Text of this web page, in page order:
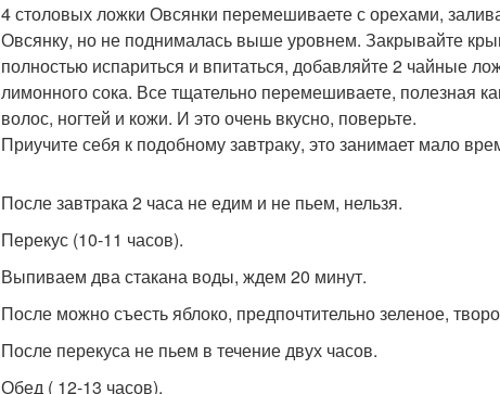
4 столовых ложки Овсянки перемешиваете с орехами,
Овсянку, но не поднималась выше уровнем. Закрывайте
полностью испариться и впитаться, добавляйте 2 чайные
лимонного сока. Все тщательно перемешиваете, полезная
волос, ногтей и кожи. И это очень вкусно, поверьте.
Приучите себя к подобному завтраку, это занимает мало
После завтрака 2 часа не едим и не пьем, нельзя.
Перекус (10-11 часов).
Выпиваем два стакана воды, ждем 20 минут.
После можно съесть яблоко, предпочтительно зеленое,
После перекуса не пьем в течение двух часов.
Обед ( 12-13 часов).